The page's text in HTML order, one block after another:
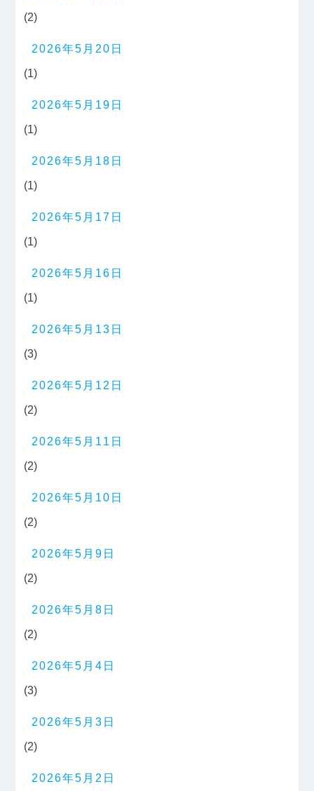
(2)
2026年5月20日
(1)
2026年5月19日
(1)
2026年5月18日
(1)
2026年5月17日
(1)
2026年5月16日
(1)
2026年5月13日
(3)
2026年5月12日
(2)
2026年5月11日
(2)
2026年5月10日
(2)
2026年5月9日
(2)
2026年5月8日
(2)
2026年5月4日
(3)
2026年5月3日
(2)
2026年5月2日